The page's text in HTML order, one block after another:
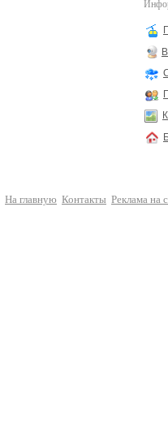
На главную Контакты Реклама на